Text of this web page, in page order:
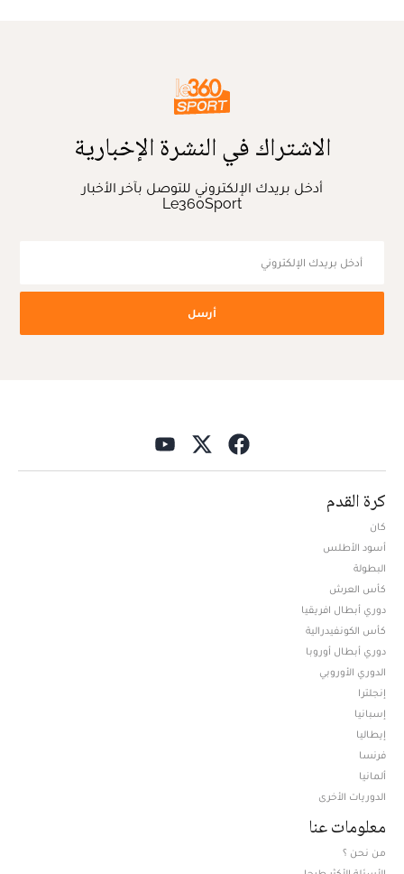
الاشتراك في النشرة الإخبارية
أدخل بريدك الإلكتروني للتوصل بآخر الأخبار
Le360Sport
أرسل
كرة القدم
كان
أسود الأطلس
البطولة
كأس العرش
دوري أبطال افريقيا
كأس الكونفيدرالية
دوري أبطال أوروبا
الدوري الأوروبي
إنجلترا
إسبانيا
إيطاليا
فرنسا
ألمانيا
الدوريات الأخرى
معلومات عنا
من نحن ؟